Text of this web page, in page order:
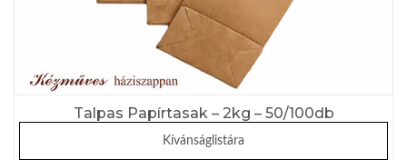
Talpas Papírtasak – 2kg – 50/100db
Kívánságlistára